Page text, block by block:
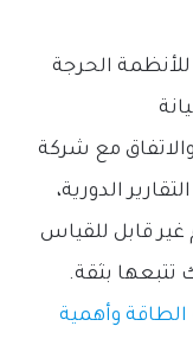
الحرجة
والاتفاق مع شركة
الدورية،
قابل للقياس
تتبعها بثقة.
وأهمية